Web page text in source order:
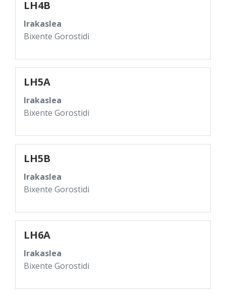
LH4B
Irakaslea
Bixente Gorostidi
LH5A
Irakaslea
Bixente Gorostidi
LH5B
Irakaslea
Bixente Gorostidi
LH6A
Irakaslea
Bixente Gorostidi